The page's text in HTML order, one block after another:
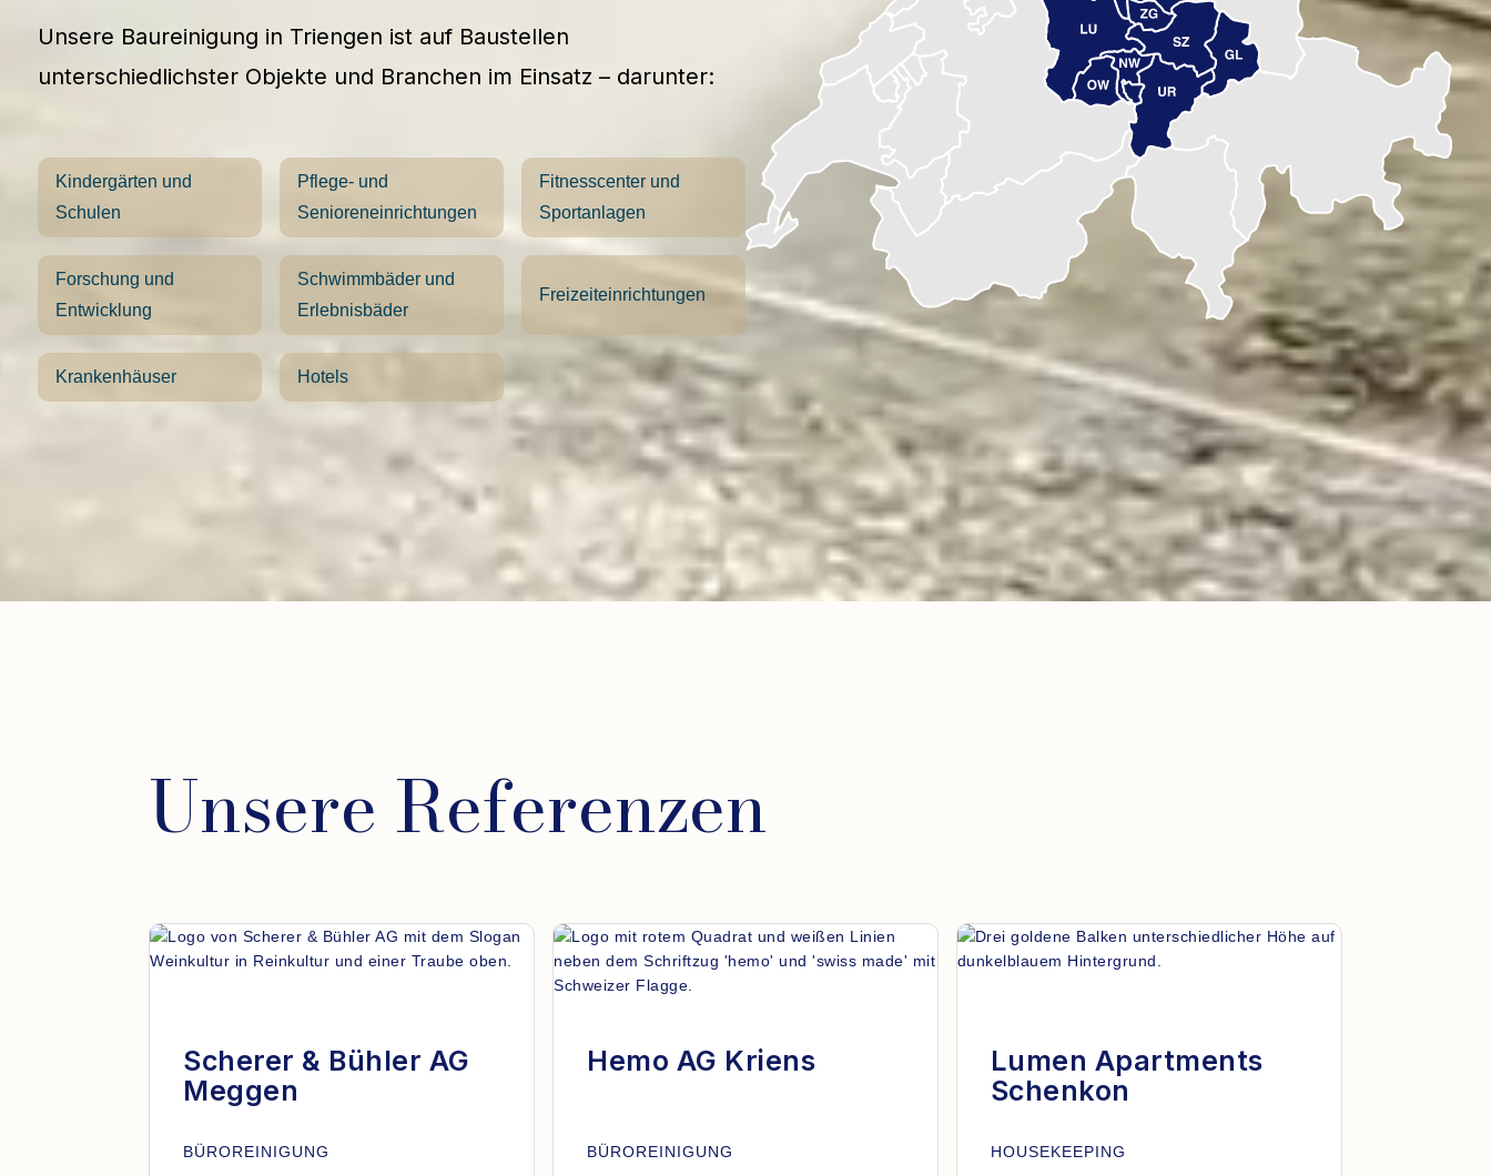
Unsere Baureinigung in Triengen ist auf Baustellen
unterschiedlichster Objekte und Branchen im Einsatz – darunter:
Kindergärten und
Schulen
Pflege- und
Senioreneinrichtungen
Fitnesscenter und
Sportanlagen
Forschung und
Entwicklung
Schwimmbäder und
Erlebnisbäder
Freizeiteinrichtungen
Krankenhäuser Hotels
Unsere Referenzen
Scherer & Bühler AG
Meggen
BÜROREINIGUNG
Hemo AG Kriens
BÜROREINIGUNG
Lumen Apartments
Schenkon
HOUSEKEEPING